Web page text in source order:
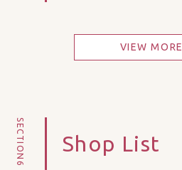
VIEW MORE
Shop List
SECTION6